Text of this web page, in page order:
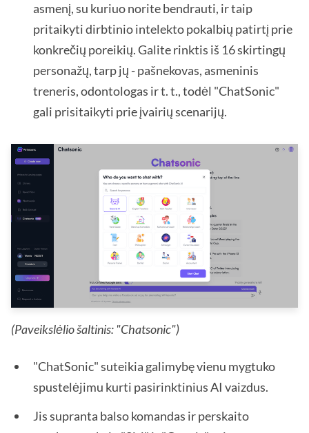
asmenį, su kuriuo norite bendrauti, ir taip
pritaikyti dirbtinio intelekto pokalbių patirtį prie
konkrečių poreikių. Galite rinktis iš 16 skirtingų
personažų, tarp jų - pašnekovas, asmeninis
treneris, odontologas ir t. t., todėl "ChatSonic"
gali prisitaikyti prie įvairių scenarijų.
(Paveikslėlio šaltinis: "Chatsonic")
"ChatSonic" suteikia galimybę vienu mygtuko
spustelėjimu kurti pasirinktinius AI vaizdus.
Jis supranta balso komandas ir perskaito